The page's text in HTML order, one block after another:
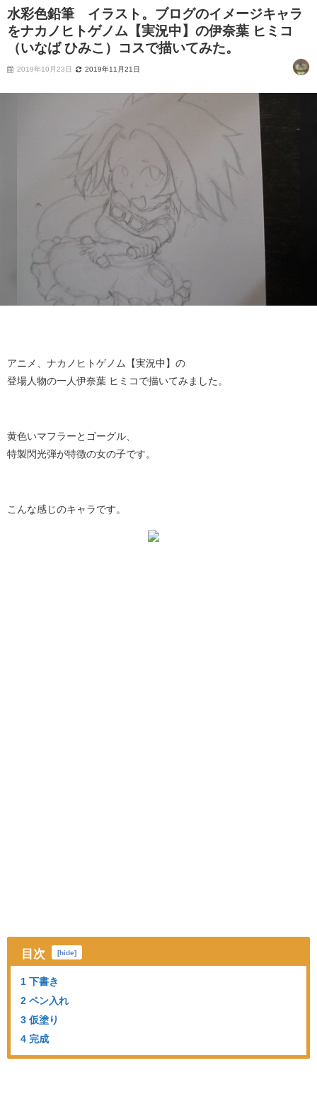
水彩色鉛筆 イラスト。ブログのイメージキャラ
をナカノヒトゲノム【実況中】の伊奈葉 ヒミコ
（いなば ひみこ）コスで描いてみた。
2019年10月23日 2019年11月21日
アニメ、ナカノヒトゲノム【実況中】の
登場人物の一人伊奈葉 ヒミコで描いてみました。
黄色いマフラーとゴーグル、
特製閃光弾が特徴の女の子です。
こんな感じのキャラです。
目次 [hide]
1 下書き
2 ペン入れ
3 仮塗り
4 完成